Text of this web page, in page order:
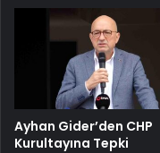
Ayhan Gider’den CHP
Kurultayına Tepki